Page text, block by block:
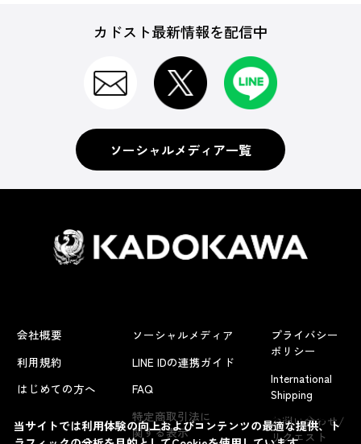
よくあるお問い合わせ
カドスト最新情報を配信中
ソーシャルメディア一覧
会社概要
利用規約
はじめての方へ
ソーシャルメディア
LINE IDの連携ガイド
FAQ
特定商取引法に
関する表示
プライバシー
ポリシー
International
Shipping
お問い合わせ/
リクエスト
当サイトでは利用体験の向上およびコンテンツの最適な提供、ト